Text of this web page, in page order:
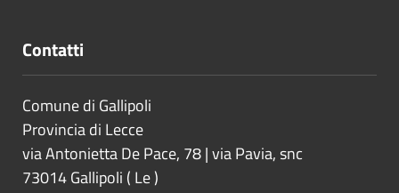
Contatti
Comune di Gallipoli
Provincia di Lecce
via Antonietta De Pace, 78 | via Pavia, snc
73014Gallipoli ( Le)